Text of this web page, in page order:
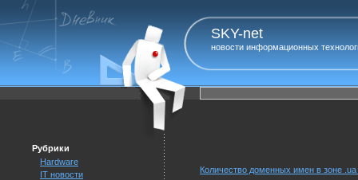
SKY-net
новости информационных
Рубрики
Hardware
IT новости
Количество доменных имен в зоне